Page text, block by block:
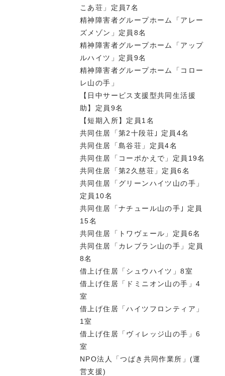
こあ荘」定員7名
精神障害者グループホーム「アレー
ズメゾン」定員8名
精神障害者グループホーム「アップ
ルハイツ」定員9名
精神障害者グループホーム「コロー
レ山の手」
【日中サービス支援型共同生活援
助】定員9名
【短期入所】定員1名
共同住居「第2十段荘｣ 定員4名
共同住居「島谷荘」定員4名
共同住居「コーポかえで」定員19名
共同住居「第2久慈荘」定員6名
共同住居「グリーンハイツ山の手」
定員10名
共同住居「ナチュール山の手｣ 定員
15名
共同住居「トワヴェール」定員6名
共同住居「カレブラン山の手」定員
8名
借上げ住居「シュウハイツ」8室
借上げ住居「ドミニオン山の手」4
室
借上げ住居「ハイツフロンティア」
1室
借上げ住居「ヴィレッジ山の手」6
室
NPO法人「つばき共同作業所」(運
営支援)